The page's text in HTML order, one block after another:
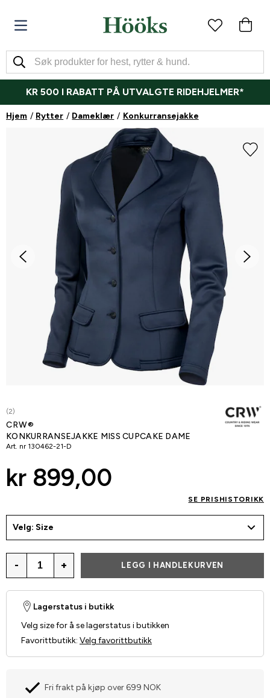
KR 500 I RABATT PÅ UTVALGTE RIDEHJELMER*
Hjem Rytter Dameklær Konkurransejakke
(2)
CRW®
KONKURRANSEJAKKE MISS CUPCAKE DAME
Art. nr 130462-21-D
kr 899,00
SE PRISHISTORIKK
Velg: Size
- + LEGG I HANDLEKURVEN
Lagerstatus i butikk
Velg size for å se lagerstatus i butikken
Favorittbutikk: Velg favorittbutikk
Fri frakt på kjøp over 699 NOK